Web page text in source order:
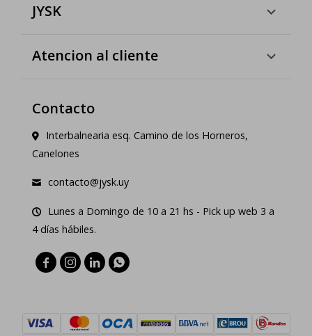
JYSK
Atencion al cliente
Contacto
Interbalnearia esq. Camino de los Horneros,
Canelones
contacto@jysk.uy
Lunes a Domingo de 10 a 21 hs - Pick up web 3 a
4 días hábiles.
   